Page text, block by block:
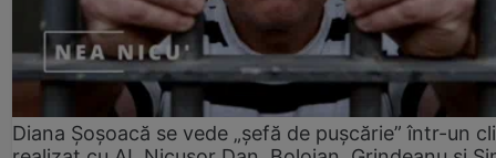
Diana Șoșoacă se vede „șefă de pușcărie” într-un